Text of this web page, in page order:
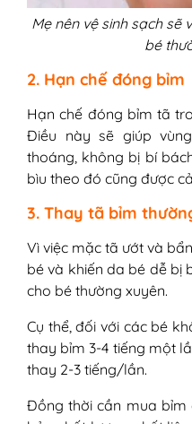
Mẹ nên vệ sinh sạch sẽ
bé
2. Hạn chế đóng bỉm
Hạn chế đóng bỉm tã
Điều này sẽ giúp
thoáng, không bị bí
bìu theo đó cũng được
3. Thay tã bỉm
Vì việc mặc tã ướt và
bé và khiến da bé dễ bị
cho bé thường xuyên.
Cụ thể, đối với các bé
thay bỉm 3-4 tiếng một
thay 2-3 tiếng/lần.
Đồng thời cần mua bỉm